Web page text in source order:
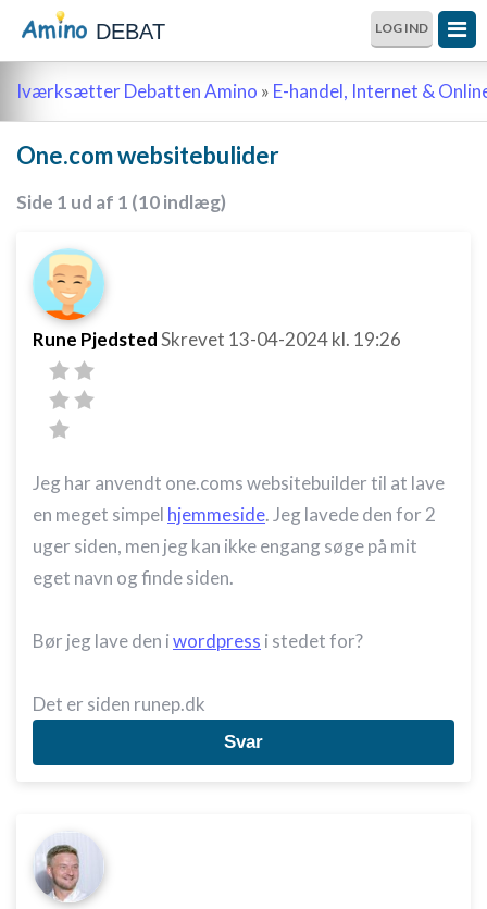
DEBAT LOG IND
Iværksætter Debatten Amino » E-handel, Internet &
One.com websitebulider
Side 1 ud af 1 (10 indlæg)
Rune PjedstedSkrevet 13-04-2024kl. 19:26
Jeg har anvendt one.coms websitebuilder til at lave
en meget simpel hjemmeside. Jeg lavede den for 2
uger siden, men jeg kan ikke engang søge på mit
eget navn og finde siden.
Bør jeg lave den iwordpress i stedet for?
Det er siden runep.dk
Svar